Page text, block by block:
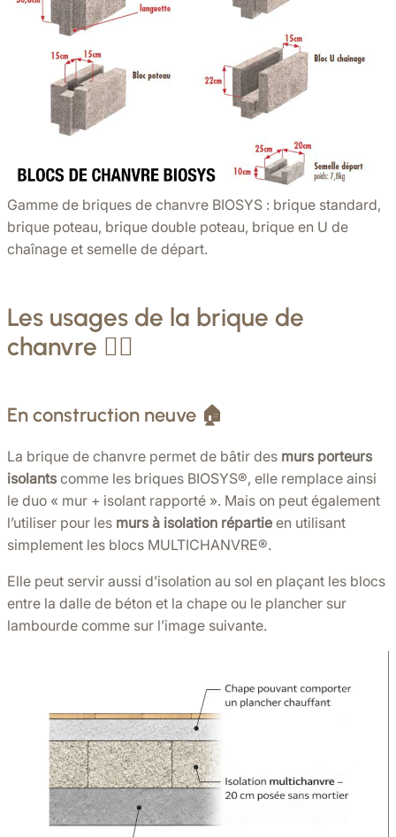
Gamme de briques de chanvre BIOSYS : brique standard,
brique poteau, brique double poteau, brique en U de
chaînage et semelle de départ.
Les usages de la brique de
chanvre 👷‍♀️
En construction neuve 🏠
La brique de chanvre permet de bâtir des murs porteurs
isolants comme les briques BIOSYS®️, elle remplace ainsi
le duo « mur + isolant rapporté ». Mais on peut également
l’utiliser pour les murs à isolation répartie en utilisant
simplement les blocs MULTICHANVRE®️.
Elle peut servir aussi d’isolation au sol en plaçant les blocs
entre la dalle de béton et la chape ou le plancher sur
lambourde comme sur l’image suivante.